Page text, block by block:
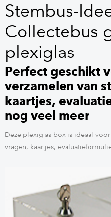
Stembus-
Collectebus
plexiglas
Perfect geschikt
verzamelen van
kaartjes,
nog veel meer
Deze plexiglas box is ideaal
vragen, kaartjes,